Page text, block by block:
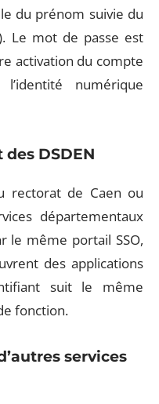
du prénom suivie du
Le mot de passe est
activation du compte
numérique
DSDEN
rectorat de Caen ou
départementaux
le même portail SSO,
des applications
suit le même
fonction.
services